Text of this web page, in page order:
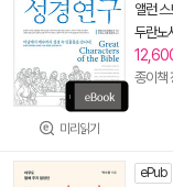
미리읽기
앨런
두란노
종이책
ePub